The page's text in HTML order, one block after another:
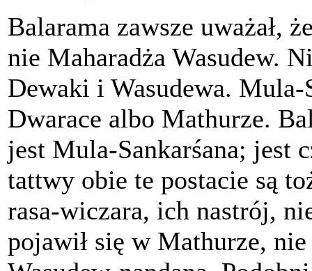
Balarama zawsze uważał,
nie Maharadża Wasudew.
Dewaki i Wasudewa. Mula-
Dwarace albo Mathurze.
jest Mula-Sankarśana; jest
tattwy obie te postacie są
rasa-wiczara, ich nastrój,
pojawił się w Mathurze,